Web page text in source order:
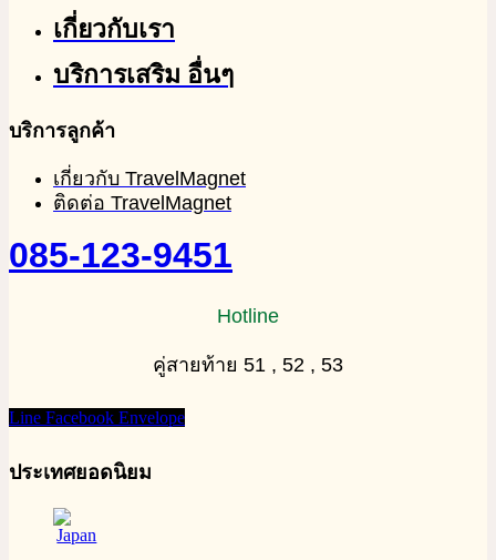
เกี่ยวกับเรา
บริการเสริม อื่นๆ
บริการลูกค้า
เกี่ยวกับ TravelMagnet
ติดต่อ TravelMagnet
085-123-9451
Hotline
คู่สายท้าย 51 , 52 , 53
Line Facebook Envelope
ประเทศยอดนิยม